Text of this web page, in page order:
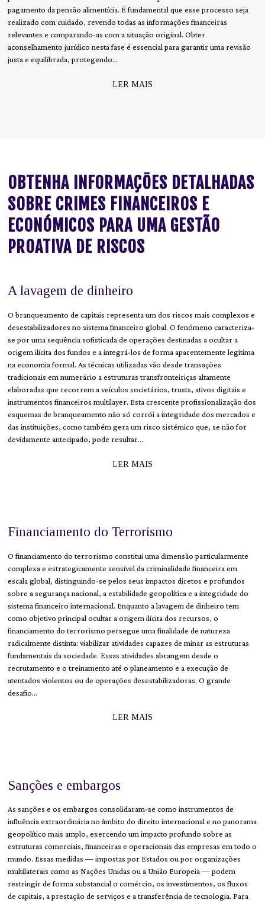
pagamento da pensão alimentícia. É fundamental que esse processo seja
realizado com cuidado, revendo todas as informações financeiras
relevantes e comparando-as com a situação original. Obter
aconselhamento jurídico nesta fase é essencial para garantir uma revisão
justa e equilibrada, protegendo…
LER MAIS
OBTENHA INFORMAÇÕES DETALHADAS
SOBRE CRIMES FINANCEIROS E
ECONÓMICOS PARA UMA GESTÃO
PROATIVA DE RISCOS
A lavagem de dinheiro
O branqueamento de capitais representa um dos riscos mais complexos e
desestabilizadores no sistema financeiro global. O fenómeno caracteriza-
se por uma sequência sofisticada de operações destinadas a ocultar a
origem ilícita dos fundos e a integrá-los de forma aparentemente legítima
na economia formal. As técnicas utilizadas vão desde transações
tradicionais em numerário a estruturas transfronteiriças altamente
elaboradas que recorrem a veículos societários, trusts, ativos digitais e
instrumentos financeiros multilayer. Esta crescente profissionalização dos
esquemas de branqueamento não só corrói a integridade dos mercados e
das instituições, como também gera um risco sistémico que, se não for
devidamente antecipado, pode resultar…
LER MAIS
Financiamento do Terrorismo
O financiamento do terrorismo constitui uma dimensão particularmente
complexa e estrategicamente sensível da criminalidade financeira em
escala global, distinguindo-se pelos seus impactos diretos e profundos
sobre a segurança nacional, a estabilidade geopolítica e a integridade do
sistema financeiro internacional. Enquanto a lavagem de dinheiro tem
como objetivo principal ocultar a origem ilícita dos recursos, o
financiamento do terrorismo persegue uma finalidade de natureza
radicalmente distinta: viabilizar atividades capazes de minar as estruturas
fundamentais da sociedade. Essas atividades abrangem desde o
recrutamento e o treinamento até o planeamento e a execução de
atentados violentos ou de operações desestabilizadoras. O grande
desafio…
LER MAIS
Sanções e embargos
As sanções e os embargos consolidaram-se como instrumentos de
influência extraordinária no âmbito do direito internacional e no panorama
geopolítico mais amplo, exercendo um impacto profundo sobre as
estruturas comerciais, financeiras e operacionais das empresas em todo o
mundo. Essas medidas — impostas por Estados ou por organizações
multilaterais como as Nações Unidas ou a União Europeia — podem
restringir de forma substancial o comércio, os investimentos, os fluxos
de capitais, a prestação de serviços e a transferência de tecnologia. Para